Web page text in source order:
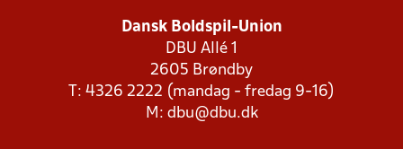
Dansk Boldspil-Union
DBU Allé 1
2605 Brøndby
T: 4326 2222 (mandag - fredag 9-16)
M: dbu@dbu.dk